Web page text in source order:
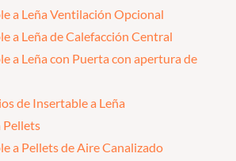
a Leña Ventilación Opcional
a Leña de Calefacción Central
a Leña con Puerta con apertura de
de Insertable a Leña
Pellets
a Pellets de Aire Canalizado